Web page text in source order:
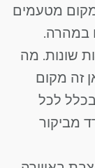
מטעמים
במהרה.
שונות. מה
זה מקום
לכל
מביקור